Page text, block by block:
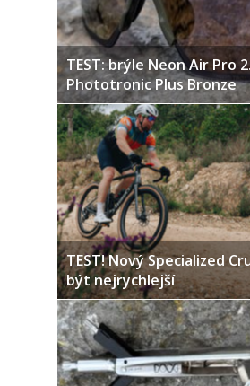
TEST: brýle Neon Air Pro
Phototronic Plus Bronze
TEST! Nový Specialized
být nejrychlejší